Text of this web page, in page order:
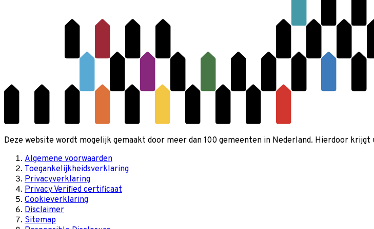
Deze website wordt mogelijk gemaakt door meer dan 100 gemeenten in Nederland. Hierdoor
Algemene voorwaarden
Toegankelijkheidsverklaring
Privacyverklaring
Privacy Verified certificaat
Cookieverklaring
Disclaimer
Sitemap